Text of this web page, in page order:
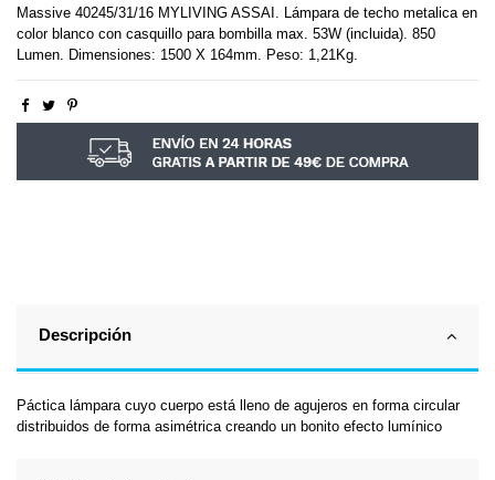
Massive 40245/31/16 MYLIVING ASSAI. Lámpara de techo metalica en
color blanco con casquillo para bombilla max. 53W (incluida). 850
Lumen. Dimensiones: 1500 X 164mm. Peso: 1,21Kg.
Descripción
Páctica lámpara cuyo cuerpo está lleno de agujeros en forma circular
distribuidos de forma asimétrica creando un bonito efecto lumínico